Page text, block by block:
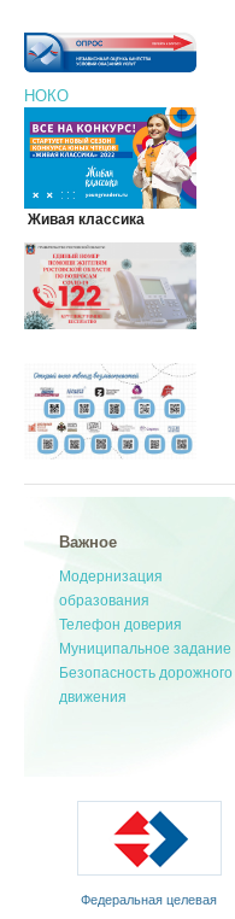
НОКО
Живая классика
Важное
Модернизация
образования
Телефон доверия
Муниципальное задание
Безопасность дорожного
движения
Cправочно-информационный